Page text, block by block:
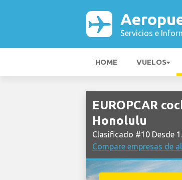
Servicios e
HOME VUELOS
EUROPCAR
Honolulu
Clasificado #10 Desde
Compare empresas de